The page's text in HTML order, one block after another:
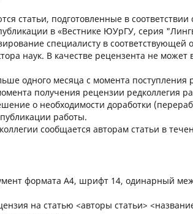
статьи, подготовленные в
в «Вестнике ЮУрГУ, серия
специалисту в соответствующей
наук. В качестве рецензента не может
одного месяца с момента поступления
получения рецензии редколлегия
о необходимости доработки
работы.
сообщается авторам статьи в
формата А4, шрифт 14, одинарный
на статью <авторы статьи>